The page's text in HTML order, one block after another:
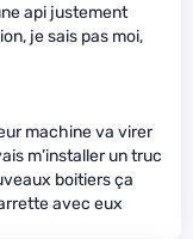
api justement
je sais pas moi,
machine va virer
m’installer un truc
boitiers ça
avec eux